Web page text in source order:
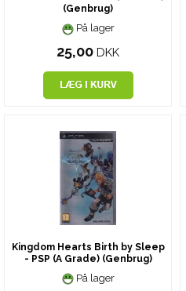
(Genbrug)
På lager
25,00 DKK
Kingdom Hearts Birth by Sleep
- PSP (A Grade) (Genbrug)
På lager